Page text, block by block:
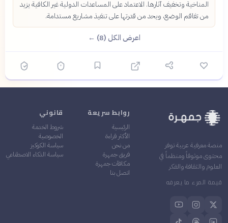
المناخية وتخفيف آثارها. الاعتماد على المساعدات الدولية غير الكافية يزيد
من تفاقم الوضع، ويحد من قدرتها على تنفيذ مشاريع مستدامة.
اعرض الكل (8) ←
منصة معرفية عربية توفر
محتوى موثوقاً ومنظماً في
العلوم والثقافة والفكر
قيمة المرء ما يعرفه
روابط سريعة
الرئيسية
الأكثر قراءة
من نحن
فريق جمهرة
مكافآت جمهرة
اتصل بنا
قانوني
شروط الخدمة
الخصوصية
سياسة الكوكيز
سياسة الذكاء الاصطناعي